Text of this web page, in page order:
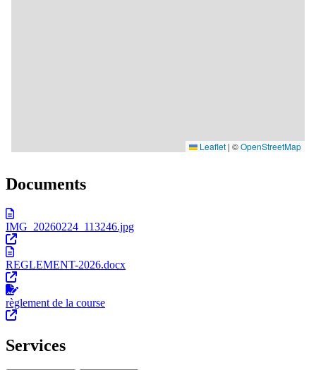
Documents
IMG_20260224_113246.jpg
REGLEMENT-2026.docx
règlement de la course
Services